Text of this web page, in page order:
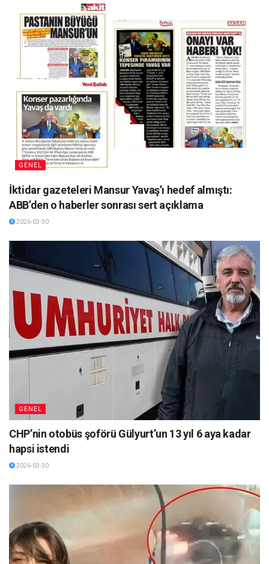
GENEL
İktidar gazeteleri Mansur Yavaş’ı hedef almıştı:
ABB’den o haberler sonrası sert açıklama
2026-03-30
GENEL
CHP’nin otobüs şoförü Gülyurt’un 13 yıl 6 aya kadar
hapsi istendi
2026-03-30